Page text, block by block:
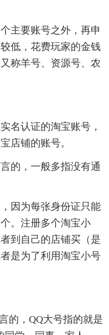
主要账号之外，再申
低，花费玩家的金钱
称羊号、资源号、农
名认证的淘宝账号，
店铺的账号。
的，一般多指没有通
因为每张身份证只能
。注册多个淘宝小
到自己的店铺买（是
是为了利用淘宝小号
的，QQ大号指的就是